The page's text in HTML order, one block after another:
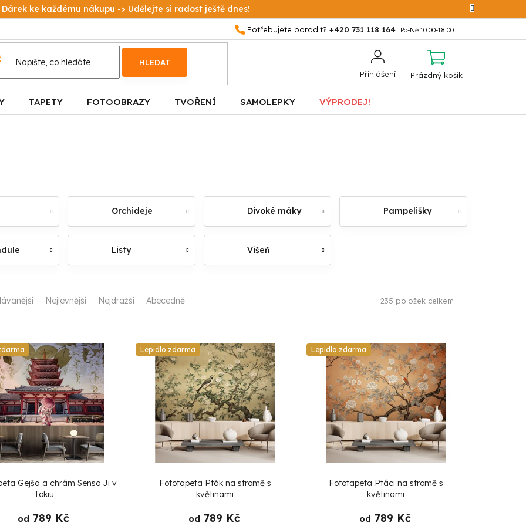
Dárek ke každému nákupu -> Udělejte si radost ještě dnes!
+420 731 118 164
Přihlášení
HLEDAT
NÁKUPNÍ
Prázdný košík
TAPETY FOTOOBRAZY TVOŘENÍ SAMOLEPKY VÝPRODEJ!
Orchideje Divoké máky Pampelišky
Listy Višeň
Nejlevnější Nejdražší Abecedně 235 položek celkem
Gejša a chrám Senso Ji v
Tokiu
od 789 Kč
Lepidlo zdarma
Fototapeta Pták na stromě s
květinami
od 789 Kč
Lepidlo zdarma
Fototapeta Ptáci na stromě s
květinami
od 789 Kč